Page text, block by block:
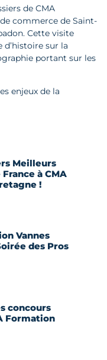
de CMA
commerce de Saint-
Cette visite
sur la
portant sur les
enjeux de la
Meilleurs
à CMA
!
Vannes
des Pros
concours
Formation